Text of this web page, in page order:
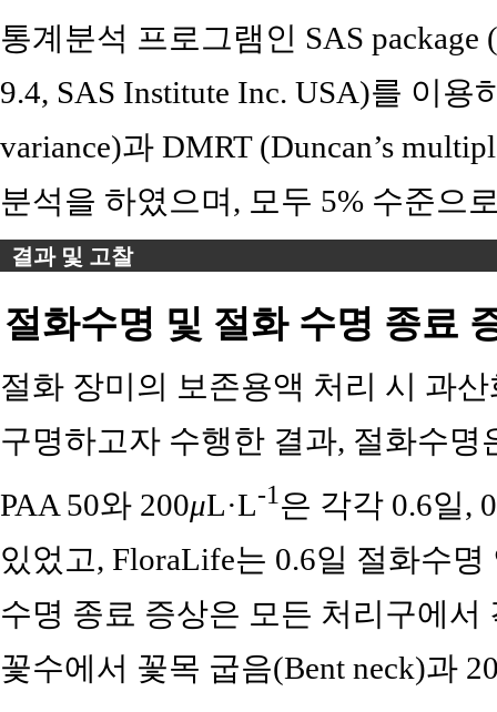
통계분석 프로그램인 SAS package
9.4, SAS Institute Inc. USA)를 이용
variance)과 DMRT (Duncan’s
분석을 하였으며, 모두 5% 수준으
결과 및 고찰
절화수명 및 절화 수명 종료
절화 장미의 보존용액 처리 시 과
구명하고자 수행한 결과, 절화수
PAA 50와 200μL·L-1 은 각각 0.6일,
있었고, FloraLife는 0.6일 절화수
수명 종료 증상은 모든 처리구에서
꽃수에서 꽃목 굽음(Bent neck)과